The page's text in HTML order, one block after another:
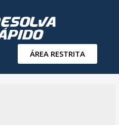
ÁREA RESTRITA